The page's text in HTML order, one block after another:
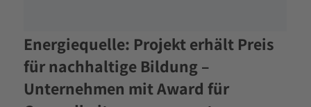
Energiequelle: Projekt erhält Preis
für nachhaltige Bildung –
Unternehmen mit Award für